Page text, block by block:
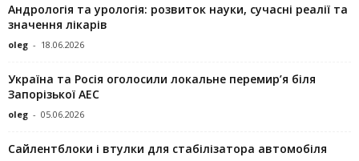
Андрологія та урологія: розвиток науки, сучасні реалії та
значення лікарів
oleg - 18.06.2026
Україна та Росія оголосили локальне перемир’я біля
Запорізької АЕС
oleg - 05.06.2026
Сайлентблоки і втулки для стабілізатора автомобіля